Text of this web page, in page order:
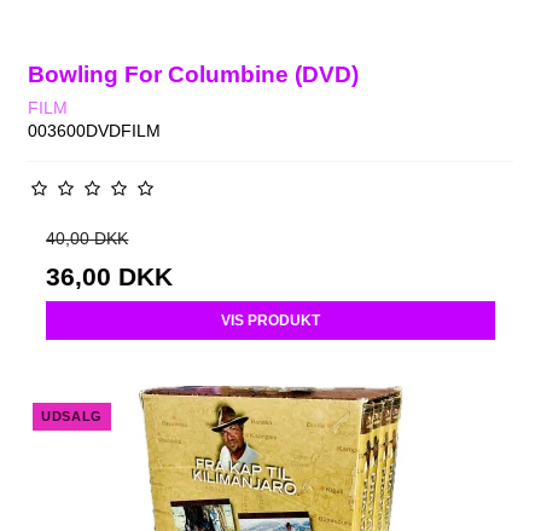
Bowling For Columbine (DVD)
FILM
003600DVDFILM
40,00 DKK
36,00 DKK
VIS PRODUKT
UDSALG